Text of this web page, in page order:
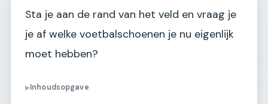
Sta je aan de rand van het veld en vraag je
je af welke voetbalschoenen je nu eigenlijk
moet hebben?
▶Inhoudsopgave